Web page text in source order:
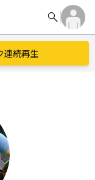
search
連続再生